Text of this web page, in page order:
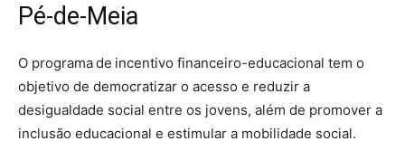
Pé-de-Meia
O programa de incentivo financeiro-educacional tem o
objetivo de democratizar o acesso e reduzir a
desigualdade social entre os jovens, além de promover a
inclusão educacional e estimular a mobilidade social.